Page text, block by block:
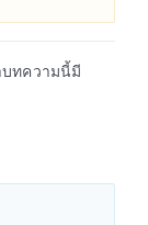
ทความนี้มี